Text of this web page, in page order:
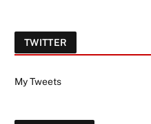
TWITTER
My Tweets